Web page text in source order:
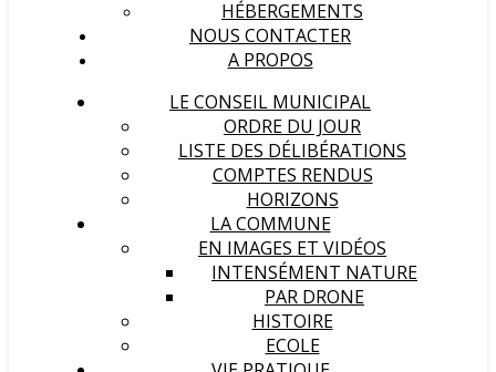
HÉBERGEMENTS
NOUS CONTACTER
A PROPOS
LE CONSEIL MUNICIPAL
ORDRE DU JOUR
LISTE DES DÉLIBÉRATIONS
COMPTES RENDUS
HORIZONS
LA COMMUNE
EN IMAGES ET VIDÉOS
INTENSÉMENT NATURE
PAR DRONE
HISTOIRE
ECOLE